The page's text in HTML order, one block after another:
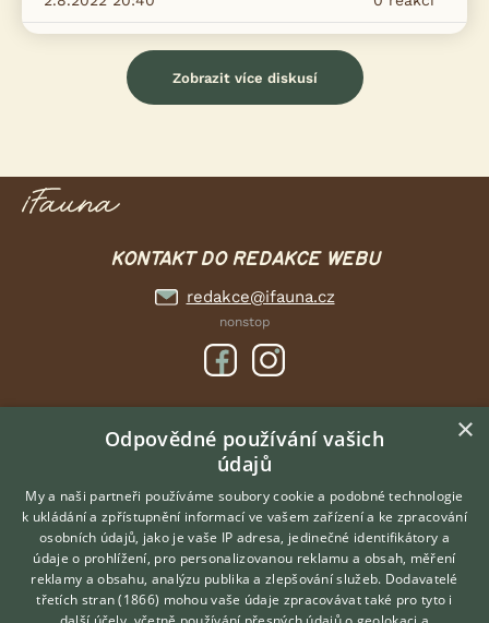
Zobrazit více diskusí
KONTAKT DO REDAKCE WEBU
redakce@ifauna.cz
nonstop
DOMOVSKÁ STRÁNKA
INZERCE
DISKUSE
ČLÁNKY
O nás
KontaktHledáte zvířecího kamaráda?
×
Odpovědné používání vašich
údajů
My a naši partneři používáme soubory cookie a podobné technologie
k ukládání a zpřístupnění informací ve vašem zařízení a ke zpracování
osobních údajů, jako je vaše IP adresa, jedinečné identifikátory a
údaje o prohlížení, pro personalizovanou reklamu a obsah, měření
reklamy a obsahu, analýzu publika a zlepšování služeb. Dodavatelé
třetích stran (1866) mohou vaše údaje zpracovávat také pro tyto i